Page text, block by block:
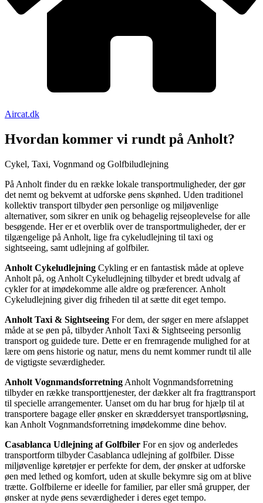
Aircat.dk
Hvordan kommer vi rundt på Anholt?
Cykel, Taxi, Vognmand og Golfbiludlejning
På Anholt finder du en række lokale transportmuligheder, der gør
det nemt og bekvemt at udforske øens skønhed. Uden traditionel
kollektiv transport tilbyder øen personlige og miljøvenlige
alternativer, som sikrer en unik og behagelig rejseoplevelse for alle
besøgende. Her er et overblik over de transportmuligheder, der er
tilgængelige på Anholt, lige fra cykeludlejning til taxi og
sightseeing, samt udlejning af golfbiler.
Anholt Cykeludlejning Cykling er en fantastisk måde at opleve
Anholt på, og Anholt Cykeludlejning tilbyder et bredt udvalg af
cykler for at imødekomme alle aldre og præferencer. Anholt
Cykeludlejning giver dig friheden til at sætte dit eget tempo.
Anholt Taxi & Sightseeing For dem, der søger en mere afslappet
måde at se øen på, tilbyder Anholt Taxi & Sightseeing personlig
transport og guidede ture. Dette er en fremragende mulighed for at
lære om øens historie og natur, mens du nemt kommer rundt til alle
de vigtigste seværdigheder.
Anholt Vognmandsforretning Anholt Vognmandsforretning
tilbyder en række transporttjenester, der dækker alt fra fragttransport
til specielle arrangementer. Uanset om du har brug for hjælp til at
transportere bagage eller ønsker en skræddersyet transportløsning,
kan Anholt Vognmandsforretning imødekomme dine behov.
Casablanca Udlejning af Golfbiler For en sjov og anderledes
transportform tilbyder Casablanca udlejning af golfbiler. Disse
miljøvenlige køretøjer er perfekte for dem, der ønsker at udforske
øen med lethed og komfort, uden at skulle bekymre sig om at blive
trætte. Golfbilerne er ideelle for familier, par eller små grupper, der
ønsker at nyde øens seværdigheder i deres eget tempo.